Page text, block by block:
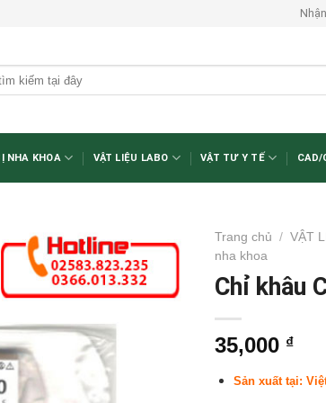
NHA KHOA VẬT LIỆU LABO VẬT TƯ Y TẾ CAD/
Trang chủ / VẬT
nha khoa
Chỉ khâu
35,000 ₫
Sản xuất tại: